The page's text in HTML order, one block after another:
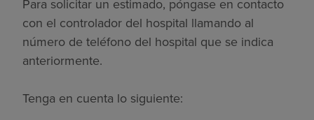
Para solicitar un estimado, póngase en contacto
con el controlador del hospital llamando al
número de teléfono del hospital que se indica
anteriormente.
Tenga en cuenta lo siguiente: